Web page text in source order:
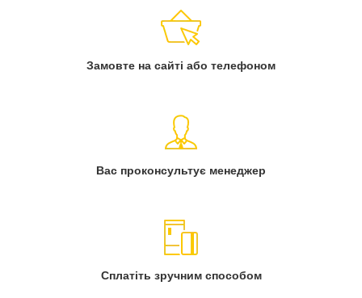
Замовте на сайті або телефоном
Вас проконсультує менеджер
Сплатіть зручним способом